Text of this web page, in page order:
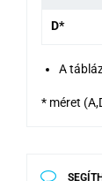
D*
A
* méret